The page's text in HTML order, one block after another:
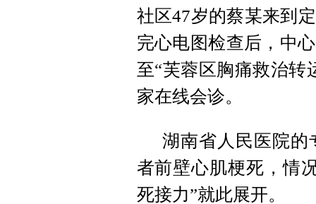
社区47岁的蔡某来到
完心电图检查后，中
至“芙蓉区胸痛救治转
家在线会诊。
湖南省人民医院的
者前壁心肌梗死，情
死接力”就此展开。